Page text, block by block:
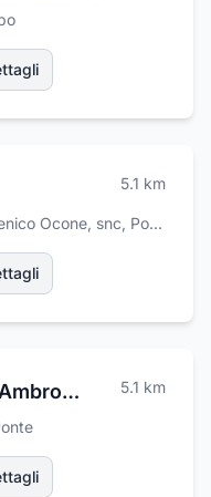
e risorse umane di
su una solida
a una filosofia
nella tecnologia più
5.1 km
Ocone, snc, Ponte
La Dolce Sosta di Ambrosio Nicola 5.1 km